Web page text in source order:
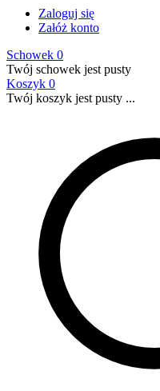
Zaloguj się
Załóż konto
Schowek 0
Twój schowek jest pusty
Koszyk 0
Twój koszyk jest pusty ...